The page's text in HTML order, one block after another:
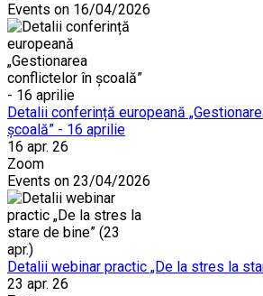
Events on 16/04/2026
Detalii conferință europeană
școală” - 16 aprilie
16 apr. 26
Zoom
Events on 23/04/2026
Detalii webinar practic „De la stres la
23 apr. 26